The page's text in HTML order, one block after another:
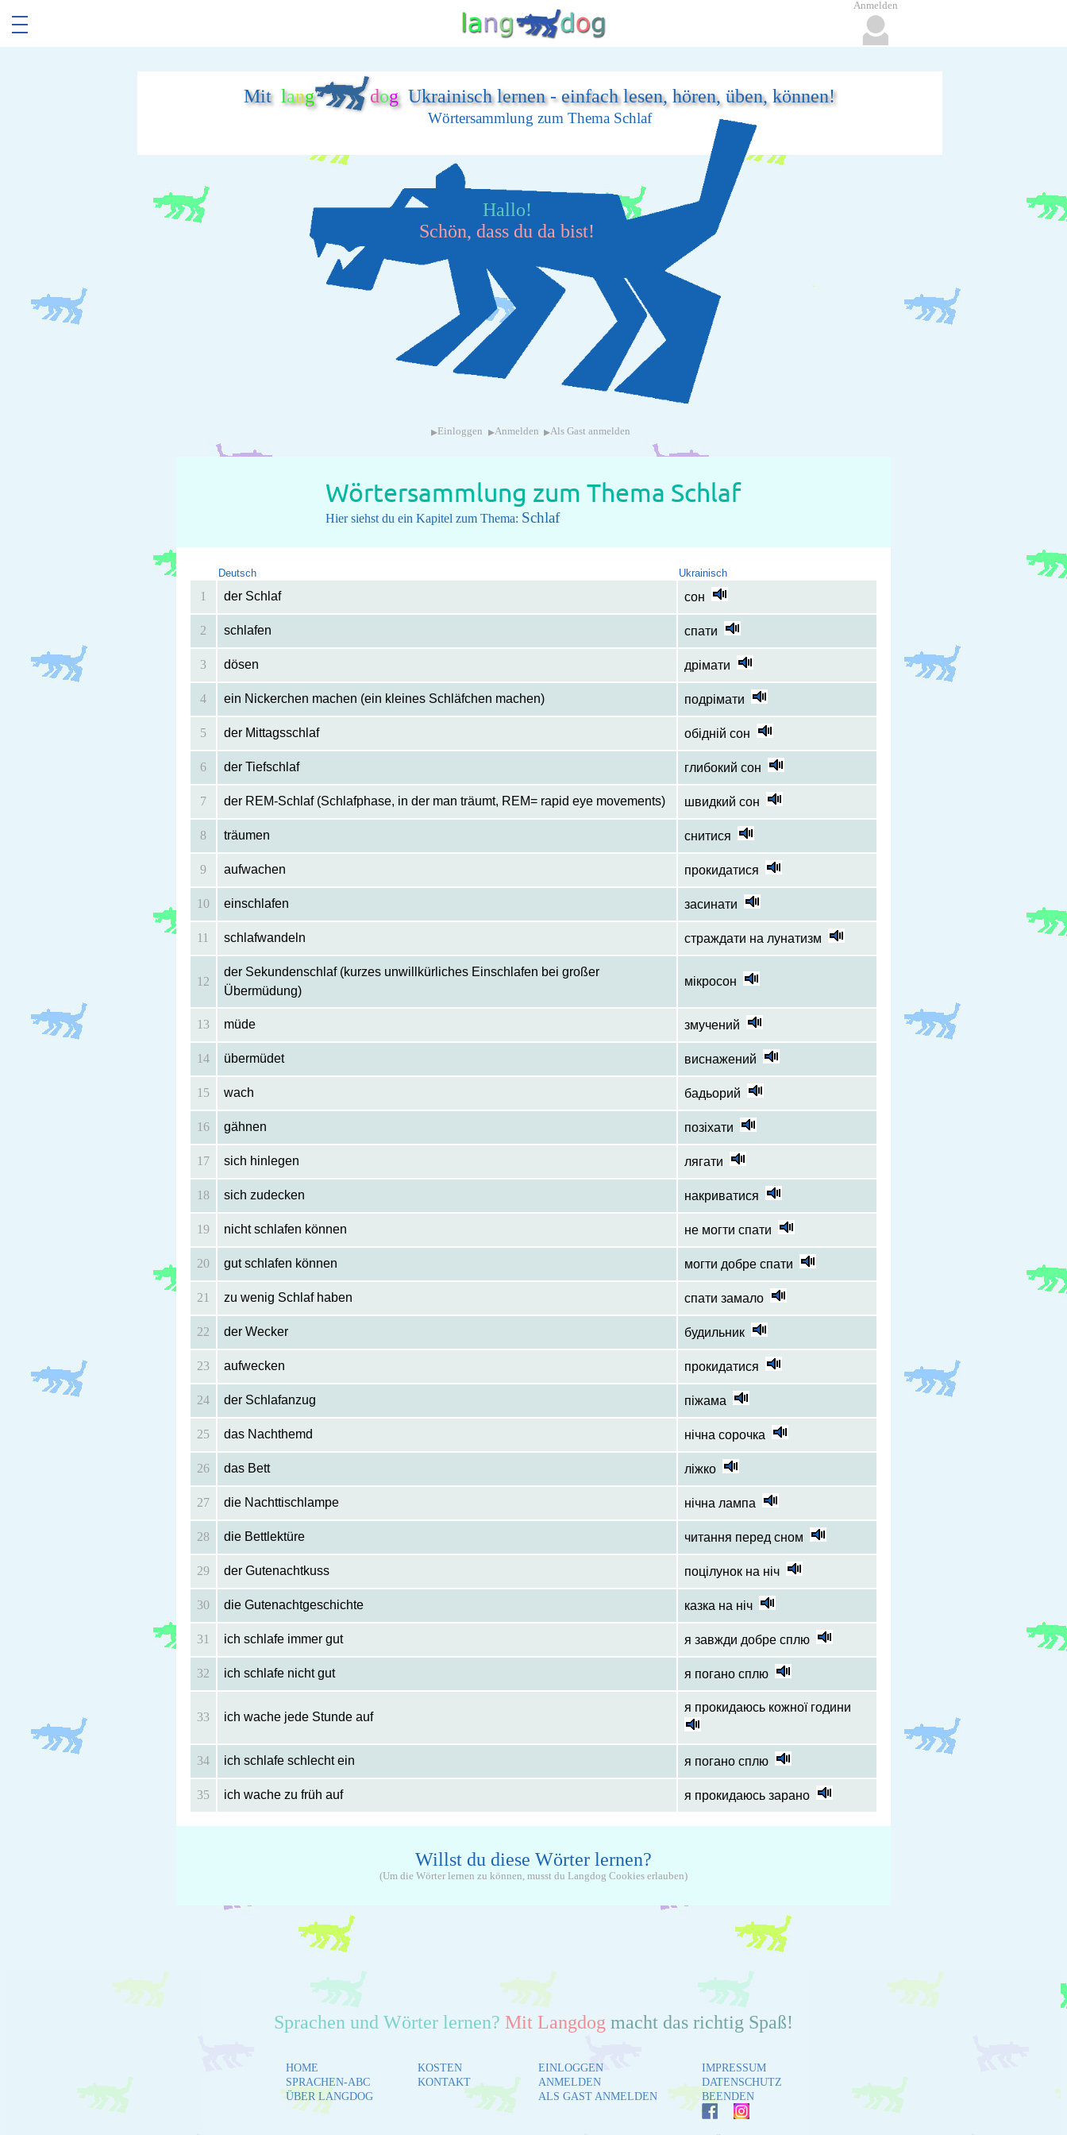
Mitlang dogUkrainisch lernen - einfach lesen, hören, üben, können!
Wörtersammlung zum Thema Schlaf
Hallo!
Schön, dass du da bist!
▸ Einloggen ▸Anmelden ▸Als Gast anmelden
Wörtersammlung zum Thema Schlaf
Hier siehst du ein Kapitel zum Thema: Schlaf
Deutsch Ukrainisch
1 der Schlaf сон
2 schlafen спати
3 dösen дрімати
4 ein Nickerchen machen (ein kleines Schläfchen machen) подрімати
5 der Mittagsschlaf обідній сон
6 der Tiefschlaf глибокий сон
7 der REM-Schlaf (Schlafphase, in der man träumt, REM= rapid eye movements) швидкий сон
8 träumen снитися
9 aufwachen прокидатися
10 einschlafen засинати
11 schlafwandeln страждати на лунатизм
12
der Sekundenschlaf (kurzes unwillkürliches Einschlafen bei großer
Übermüdung)
мікросон
13 müde змучений
14 übermüdet виснажений
15 wach бадьорий
16 gähnen позіхати
17 sich hinlegen лягати
18 sich zudecken накриватися
19 nicht schlafen können не могти спати
20 gut schlafen können могти добре спати
21 zu wenig Schlaf haben спати замало
22 der Wecker будильник
23 aufwecken прокидатися
24 der Schlafanzug піжама
25 das Nachthemd нічна сорочка
26 das Bett ліжко
27 die Nachttischlampe нічна лампа
28 die Bettlektüre читання перед сном
29 der Gutenachtkuss поцілунок на ніч
30 die Gutenachtgeschichte казка на ніч
31 ich schlafe immer gut я завжди добре сплю
32 ich schlafe nicht gut я погано сплю
33 ich wache jede Stunde auf
я прокидаюсь кожної години
34 ich schlafe schlecht ein я погано сплю
35 ich wache zu früh auf я прокидаюсь зарано
Willst du diese Wörter lernen?
(Um die Wörter lernen zu können, musst du Langdog Cookies erlauben)
Sprachen und Wörter lernen? Mit Langdog macht das richtig Spaß!
HOME
SPRACHEN-ABC
ÜBER LANGDOG
KOSTEN
KONTAKT
EINLOGGEN
ANMELDEN
ALS GAST ANMELDEN
IMPRESSUM
DATENSCHUTZ
BEENDEN
Anmelden